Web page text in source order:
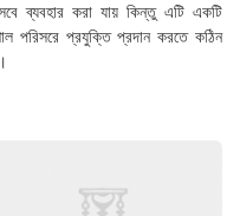
ব্যবহার করা যায় কিন্তু এটি একটি
পরিসরে প্রযুক্তি প্রদান করতে কঠিন